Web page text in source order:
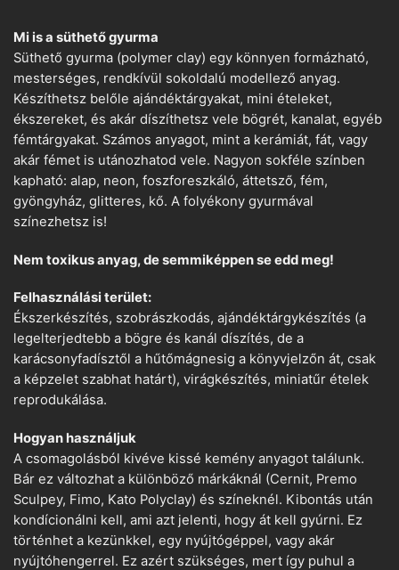
Mi is a süthető gyurma
Süthető gyurma (polymer clay) egy könnyen formázható,
mesterséges, rendkívül sokoldalú modellező anyag.
Készíthetsz belőle ajándéktárgyakat, mini ételeket,
ékszereket, és akár díszíthetsz vele bögrét, kanalat, egyéb
fémtárgyakat. Számos anyagot, mint a kerámiát, fát, vagy
akár fémet is utánozhatod vele. Nagyon sokféle színben
kapható: alap, neon, foszforeszkáló, áttetsző, fém,
gyöngyház, glitteres, kő. A folyékony gyurmával
színezhetsz is!
Nem toxikus anyag, de semmiképpen se edd meg!
Felhasználási terület:
Ékszerkészítés, szobrászkodás, ajándéktárgykészítés (a
legelterjedtebb a bögre és kanál díszítés, de a
karácsonyfadísztől a hűtőmágnesig a könyvjelzőn át, csak
a képzelet szabhat határt), virágkészítés, miniatűr ételek
reprodukálása.
Hogyan használjuk
A csomagolásból kivéve kissé kemény anyagot találunk.
Bár ez változhat a különböző márkáknál (Cernit, Premo
Sculpey, Fimo, Kato Polyclay) és színeknél. Kibontás után
kondícionálni kell, ami azt jelenti, hogy át kell gyúrni. Ez
történhet a kezünkkel, egy nyújtógéppel, vagy akár
nyújtóhengerrel. Ez azért szükséges, mert így puhul a